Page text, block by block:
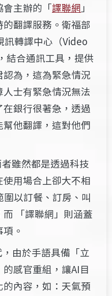
會主辦的「譯聯網」
翻譯服務。衛福部
訊轉譯中心（Video
結合通訊工具，提供
為，這為緊急情況
士有緊急情況無法
銀行很著急，透過
他翻譯，這對他們
者雖然都是透過科技
用場合上卻大不相
圍以訂餐、訂房、叫
「譯聯網」則涵蓋
。
由於手語具備「立
感官重組，讓AI目
內容，如：天氣預